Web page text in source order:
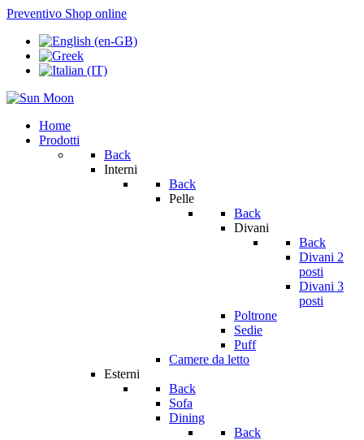
Preventivo Shop online
Home
Prodotti
Back
Interni
Back
Pelle
Back
Divani
Back
Divani 2
posti
Divani 3
posti
Poltrone
Sedie
Puff
Camere da letto
Esterni
Back
Sofa
Dining
Back